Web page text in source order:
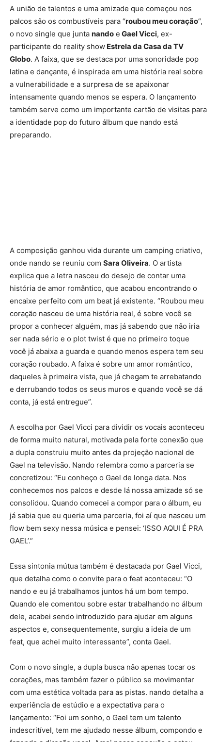
A união de talentos e uma amizade que começou nos
palcos são os combustíveis para “roubou meu coração“,
o novo single que junta nando e Gael Vicci, ex-
participante do reality show Estrela da Casa da TV
Globo. A faixa, que se destaca por uma sonoridade pop
latina e dançante, é inspirada em uma história real sobre
a vulnerabilidade e a surpresa de se apaixonar
intensamente quando menos se espera. O lançamento
também serve como um importante cartão de visitas para
a identidade pop do futuro álbum que nando está
preparando.
A composição ganhou vida durante um camping criativo,
onde nando se reuniu com Sara Oliveira. O artista
explica que a letra nasceu do desejo de contar uma
história de amor romântico, que acabou encontrando o
encaixe perfeito com um beat já existente. “Roubou meu
coração nasceu de uma história real, é sobre você se
propor a conhecer alguém, mas já sabendo que não iria
ser nada sério e o plot twist é que no primeiro toque
você já abaixa a guarda e quando menos espera tem seu
coração roubado. A faixa é sobre um amor romântico,
daqueles à primeira vista, que já chegam te arrebatando
e derrubando todos os seus muros e quando você se dá
conta, já está entregue”.
A escolha por Gael Vicci para dividir os vocais aconteceu
de forma muito natural, motivada pela forte conexão que
a dupla construiu muito antes da projeção nacional de
Gael na televisão. Nando relembra como a parceria se
concretizou: “Eu conheço o Gael de longa data. Nos
conhecemos nos palcos e desde lá nossa amizade só se
consolidou. Quando comecei a compor para o álbum, eu
já sabia que eu queria uma parceria, foi aí que nasceu um
flow bem sexy nessa música e pensei: ‘ISSO AQUI É PRA
GAEL’.”
Essa sintonia mútua também é destacada por Gael Vicci,
que detalha como o convite para o feat aconteceu: “O
nando e eu já trabalhamos juntos há um bom tempo.
Quando ele comentou sobre estar trabalhando no álbum
dele, acabei sendo introduzido para ajudar em alguns
aspectos e, consequentemente, surgiu a ideia de um
feat, que achei muito interessante”, conta Gael.
Com o novo single, a dupla busca não apenas tocar os
corações, mas também fazer o público se movimentar
com uma estética voltada para as pistas. nando detalha a
experiência de estúdio e a expectativa para o
lançamento: “Foi um sonho, o Gael tem um talento
indescritível, tem me ajudado nesse álbum, compondo e